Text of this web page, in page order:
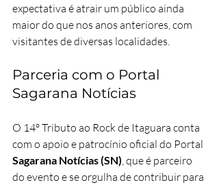
expectativa é atrair um público ainda
maior do que nos anos anteriores, com
visitantes de diversas localidades.
Parceria com o Portal
Sagarana Notícias
O 14º Tributo ao Rock de Itaguara conta
com o apoio e patrocínio oficial do Portal
Sagarana Notícias (SN), que é parceiro
do evento e se orgulha de contribuir para